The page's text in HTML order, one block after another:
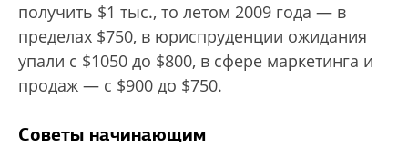
получить $1 тыс., то летом 2009 года — в
пределах $750, в юриспруденции ожидания
упали с $1050 до $800, в сфере маркетинга и
продаж — с $900 до $750.
Советы начинающим